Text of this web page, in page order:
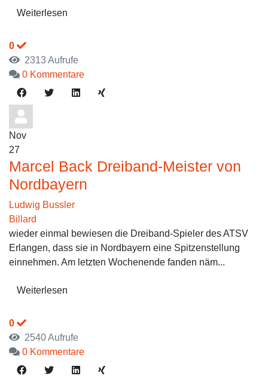
Weiterlesen
0
2313 Aufrufe
0 Kommentare
Nov
27
Marcel Back Dreiband-Meister von
Nordbayern
Ludwig Bussler
Billard
wieder einmal bewiesen die Dreiband-Spieler des ATSV
Erlangen, dass sie in Nordbayern eine Spitzenstellung
einnehmen. Am letzten Wochenende fanden näm...
Weiterlesen
0
2540 Aufrufe
0 Kommentare